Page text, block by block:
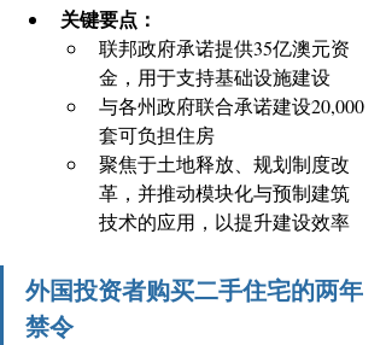
关键要点：
联邦政府承诺提供35亿澳元资
金，用于支持基础设施建设
与各州政府联合承诺建设20,000
套可负担住房
聚焦于土地释放、规划制度改
革，并推动模块化与预制建筑
技术的应用，以提升建设效率
外国投资者购买二手住宅的两年
禁令